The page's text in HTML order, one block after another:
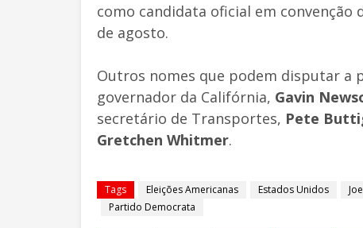
como candidata oficial em
de agosto.
Outros nomes que podem disputar a
governador da Califórnia, Gavin
secretário de Transportes, Pete
Gretchen Whitmer.
Tags Eleições Americanas Estados Unidos
Partido Democrata